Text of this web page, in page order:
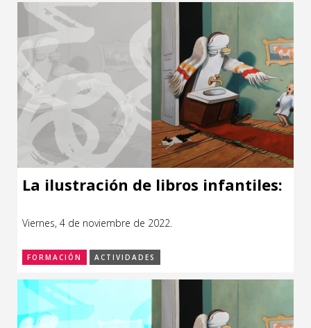
La ilustración de libros infantiles:
Viernes, 4 de noviembre de 2022.
FORMACIÓN ACTIVIDADES